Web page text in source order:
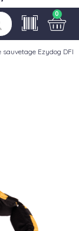
0
sauvetage Ezydog DFD